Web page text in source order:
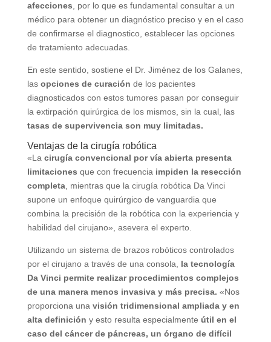
afecciones , por lo que es fundamental consultar a un
médico para obtener un diagnóstico preciso y en el caso
de confirmarse el diagnostico, establecer las opciones
de tratamiento adecuadas.
En este sentido, sostiene el Dr. Jiménez de los Galanes,
las opciones de curación de los pacientes
diagnosticados con estos tumores pasan por conseguir
la extirpación quirúrgica de los mismos, sin la cual, las
tasas de supervivencia son muy limitadas.
Ventajas de la cirugía robótica
«La cirugía convencional por vía abierta presenta
limitaciones que con frecuencia impiden la resección
completa, mientras que la cirugía robótica Da Vinci
supone un enfoque quirúrgico de vanguardia que
combina la precisión de la robótica con la experiencia y
habilidad del cirujano», asevera el experto.
Utilizando un sistema de brazos robóticos controlados
por el cirujano a través de una consola, la tecnología
Da Vinci permite realizar procedimientos complejos
de una manera menos invasiva y más precisa. «Nos
proporciona una visión tridimensional ampliada y en
alta definición y esto resulta especialmente útil en el
caso del cáncer de páncreas, un órgano de difícil